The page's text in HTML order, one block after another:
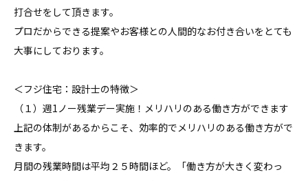
打合せをして頂きます。
プロだからできる提案やお客様との人間的なお付き合いをとても
大事にしております。
＜フジ住宅：設計士の特徴＞
（１）週1ノー残業デー実施！メリハリのある働き方ができます
上記の体制があるからこそ、効率的でメリハリのある働き方がで
きます。
月間の残業時間は平均２５時間ほど。「働き方が大きく変わっ